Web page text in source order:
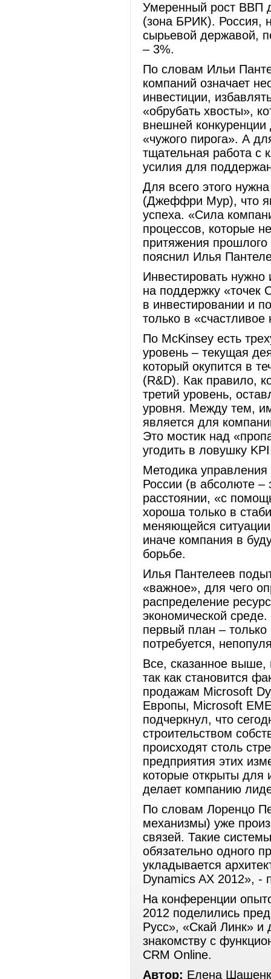
Умеренный рост ВВП
(зона БРИК). Россия,
сырьевой державой,
– 3%.
По словам Ильи
компаний означает
инвестиции,
«обрубать хвосты»,
внешней конкуренции
«чужого пирога». А
тщательная работа с
усилия для
Для всего этого
(Джеффри Мур), что
успеха. «Сила
процессов, которые
притяжения
пояснил Илья
Инвестировать
на поддержку «точек
в инвестировании и
только в
По McKinsey есть
уровень – текущая
который окупится в
(R&D). Как правило,
третий уровень,
уровня. Между тем,
является для
Это мостик над
угодить в ловушку
Методика
России (в абсолюте –
расстоянии, «с
хороша только в
меняющейся
иначе компания в
борьбе.
Илья Пантелеев
«важное», для чего
распределение
экономической
первый план –
потребуется,
Все, сказанное выше,
так как становится
продажам Microsoft
Европы, Microsoft
подчеркнул, что
строительством
происходят столь
предприятия этих
которые открыты для
делает компанию
По словам Лоренцо
механизмы) уже
связей. Такие
обязательно одного
укладывается
Dynamics AX 2012», -
На конференции
2012 поделились
Русс», «Скай Линк» и
знакомству с
CRM Online.
Автор: Елена